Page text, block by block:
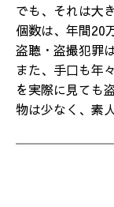
でも、それは大
個数は、年間20
盗聴・盗撮犯罪
また、手口も年
を実際に見ても
物は少なく、素